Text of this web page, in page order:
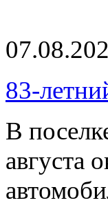
83-
В
августа